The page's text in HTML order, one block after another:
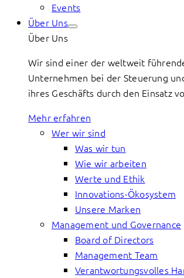
Events
Über Uns
Über Uns
Wir sind einer der weltweit
Unternehmen bei der Steuerung
ihres Geschäfts durch den Einsatz
Mehr erfahren
Wer wir sind
Was wir tun
Wie wir arbeiten
Werte und Ethik
Innovations-Ökosystem
Unsere Marken
Management und Governance
Board of Directors
Management Team
Verantwortungsvolles